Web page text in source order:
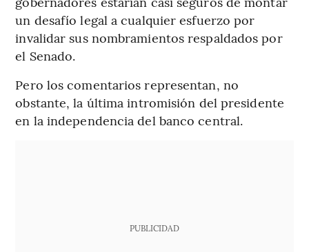
un desafío legal a cualquier esfuerzo por
invalidar sus nombramientos respaldados por
el Senado.
Pero los comentarios representan, no
obstante, la última intromisión del presidente
en la independencia del banco central.
PUBLICIDAD